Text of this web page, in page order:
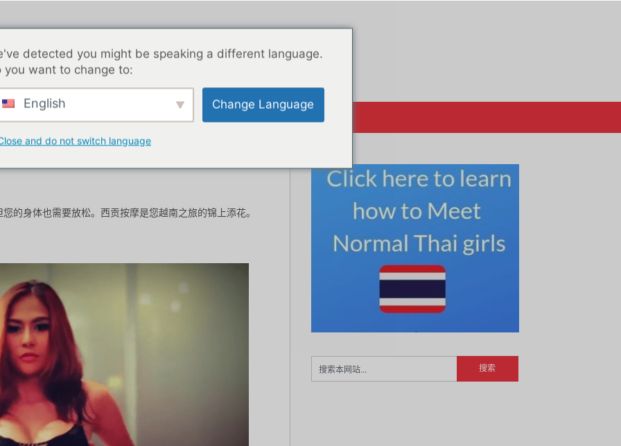
的身体也需要放松。西贡按摩是您越南之旅的锦上添花。
detected you might be speaking a different language.
you want to change to:
English Change Language
and do not switch language